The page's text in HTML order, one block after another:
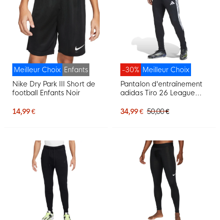
Meilleur Choix Enfants
Nike Dry Park III Short de
football Enfants Noir
14,99 €
Meilleur Choix
-30%
Pantalon d'entraînement
adidas Tiro 26 League
34,99 € 50,00 €